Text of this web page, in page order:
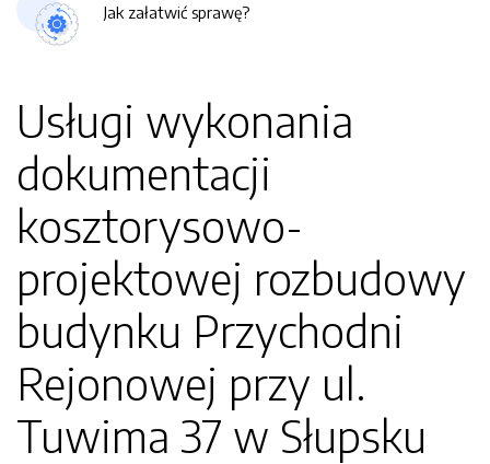
Jak załatwić sprawę?
Usługi wykonania
dokumentacji
kosztorysowo-
projektowej rozbudowy
budynku Przychodni
Rejonowej przy ul.
Tuwima 37 w Słupsku